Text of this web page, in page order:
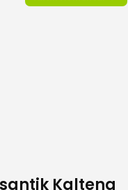
Kalteng